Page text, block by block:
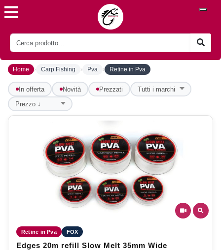
Home › Carp Fishing › Pva › Retine in Pva
In offerta Novità Prezzati
Retine in Pva FOX
Edges 20m refill Slow Melt 35mm Wide